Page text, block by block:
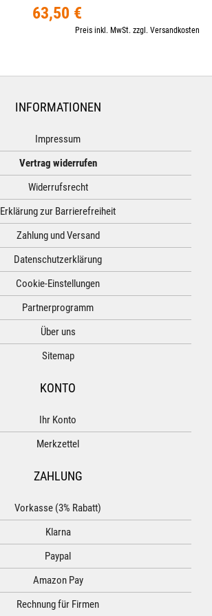
63,50 €
Preis inkl. MwSt. zzgl. Versandkosten
INFORMATIONEN
Impressum
Vertrag widerrufen
Widerrufsrecht
Erklärung zur Barrierefreiheit
Zahlung und Versand
Datenschutzerklärung
Cookie-Einstellungen
Partnerprogramm
Über uns
Sitemap
KONTO
Ihr Konto
Merkzettel
ZAHLUNG
Vorkasse (3% Rabatt)
Klarna
Paypal
Amazon Pay
Rechnung für Firmen